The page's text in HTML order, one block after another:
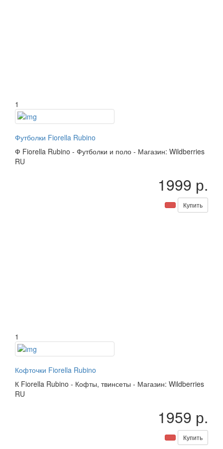
1
Футболки Fiorella Rubino
Ф Fiorella Rubino - Футболки и поло - Магазин: Wildberries
RU
1999 р.
Купить
1
Кофточки Fiorella Rubino
К Fiorella Rubino - Кофты, твинсеты - Магазин: Wildberries
RU
1959 р.
Купить